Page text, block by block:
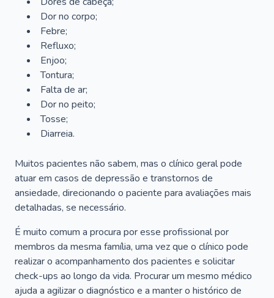
Dor no corpo;
Febre;
Refluxo;
Enjoo;
Tontura;
Falta de ar;
Dor no peito;
Tosse;
Diarreia.
Muitos pacientes não sabem, mas o clínico geral pode
atuar em casos de depressão e transtornos de
ansiedade, direcionando o paciente para avaliações mais
detalhadas, se necessário.
É muito comum a procura por esse profissional por
membros da mesma família, uma vez que o clínico pode
realizar o acompanhamento dos pacientes e solicitar
check-ups ao longo da vida. Procurar um mesmo médico
ajuda a agilizar o diagnóstico e a manter o histórico de